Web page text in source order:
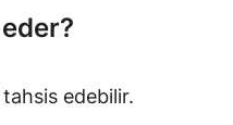
edebilir.